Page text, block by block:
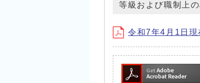
等級および職制上
令和7年4月1日現